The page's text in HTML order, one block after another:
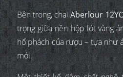
Bên trong, chaiAberlour
trọng giữa nền hộp lót vàng
hổ phách của rượu – tựa như
mới.